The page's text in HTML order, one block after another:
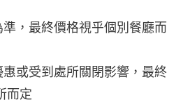
，最終價格視乎個別餐廳而
或受到處所關閉影響，最終
而定